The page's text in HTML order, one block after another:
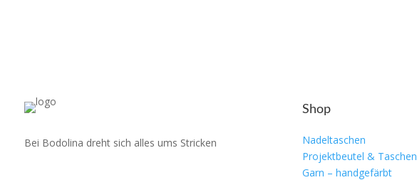
Bei Bodolina dreht sich alles ums Stricken
Shop
Nadeltaschen
Projektbeutel & Taschen
Garn – handgefärbt